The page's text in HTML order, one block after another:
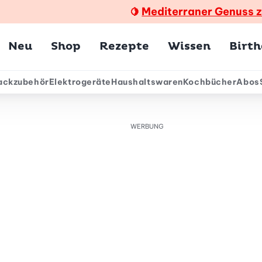
🍋 Mediterraner Genuss
Neu Shop Rezepte Wissen
ElektrogeräteHaushaltswarenKochbücherAbos
WERBUNG